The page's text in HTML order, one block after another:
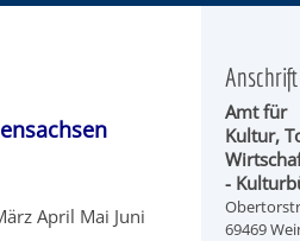
April Mai Juni
Anschrift
Amt für
Kultur,
-
69469